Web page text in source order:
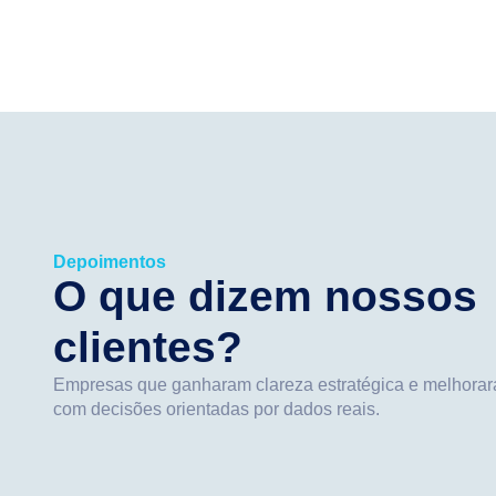
Depoimentos
O que dizem nossos
clientes?
Empresas que ganharam clareza estratégica e
com decisões orientadas por dados reais.